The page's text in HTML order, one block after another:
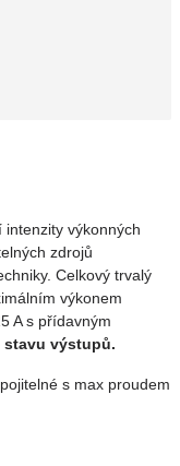
výkonných
zdrojů
Celkový trvalý
výkonem
A s přídavným
stavu výstupů.
s max proudem